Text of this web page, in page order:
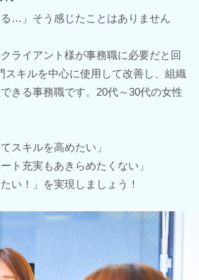
る…」そう感じたことはありません
ライアント様が事務職に必要だと回
スキルを中心に使用して改善し、組織
きる事務職です。20代～30代の女性
スキルを高めたい」
ト充実もあきらめたくない」
い！」を実現しましょう！